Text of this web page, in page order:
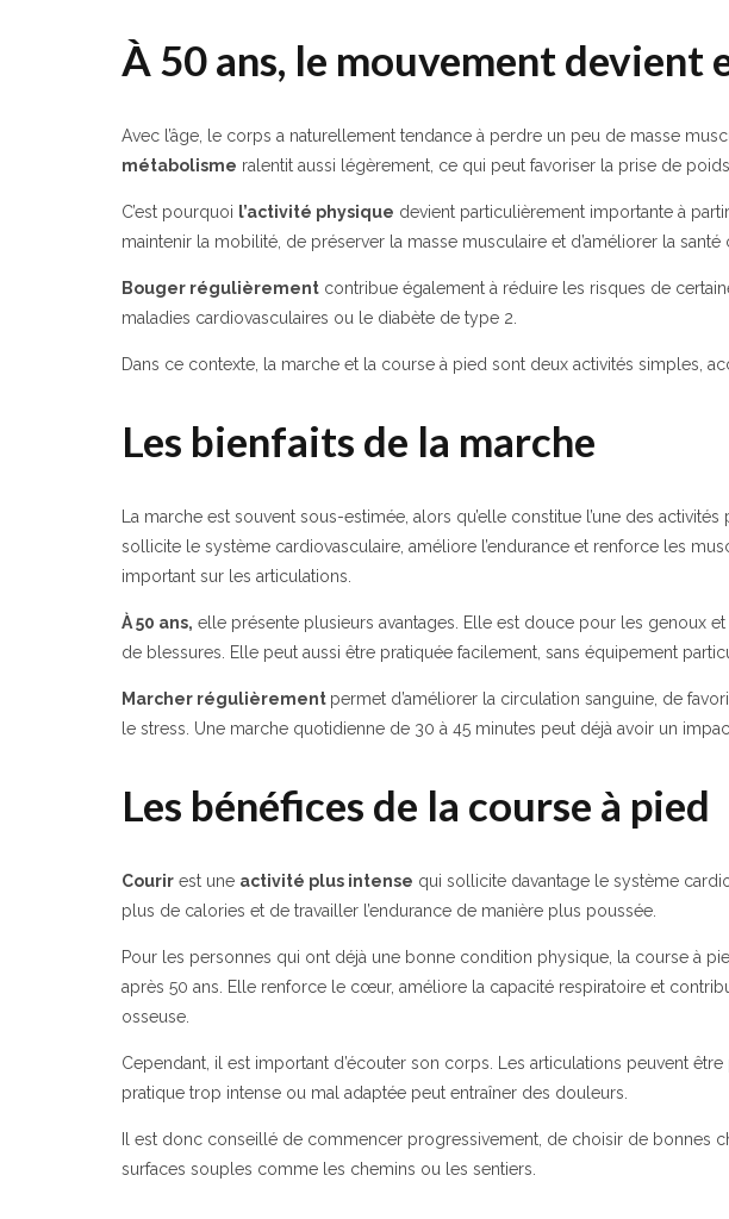
À 50 ans, le mouvement devient
Avec l’âge, le corps a naturellement tendance à perdre un peu de masse
métabolisme ralentit aussi légèrement, ce qui peut favoriser la prise de
C’est pourquoi l’activité physique devient particulièrement importante à
maintenir la mobilité, de préserver la masse musculaire et d’améliorer la santé
Bouger régulièrement contribue également à réduire les risques de
maladies cardiovasculaires ou le diabète de type 2.
Dans ce contexte, la marche et la course à pied sont deux activités simples,
Les bienfaits de la marche
La marche est souvent sous-estimée, alors qu’elle constitue l’une des
sollicite le système cardiovasculaire, améliore l’endurance et renforce les
important sur les articulations.
À 50 ans, elle présente plusieurs avantages. Elle est douce pour les genoux
de blessures. Elle peut aussi être pratiquée facilement, sans équipement
Marcher régulièrement permet d’améliorer la circulation sanguine, de
le stress. Une marche quotidienne de 30 à 45 minutes peut déjà avoir un
Les bénéfices de la course à pied
Courir est une activité plus intense qui sollicite davantage le système
plus de calories et de travailler l’endurance de manière plus poussée.
Pour les personnes qui ont déjà une bonne condition physique, la course à
après 50 ans. Elle renforce le cœur, améliore la capacité respiratoire et
osseuse.
Cependant, il est important d’écouter son corps. Les articulations peuvent être
pratique trop intense ou mal adaptée peut entraîner des douleurs.
Il est donc conseillé de commencer progressivement, de choisir de bonnes
surfaces souples comme les chemins ou les sentiers.